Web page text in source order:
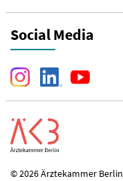
Social Media
© 2026 Ärztekammer Berlin